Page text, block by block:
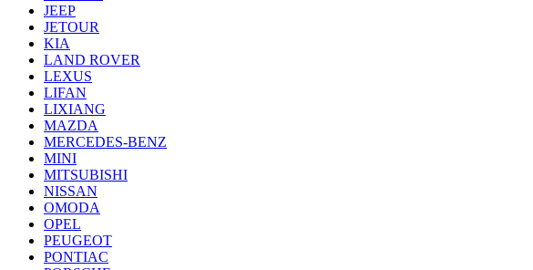
JEEP
JETOUR
KIA
LAND ROVER
LEXUS
LIFAN
LIXIANG
MAZDA
MERCEDES-BENZ
MINI
MITSUBISHI
NISSAN
OMODA
OPEL
PEUGEOT
PONTIAC